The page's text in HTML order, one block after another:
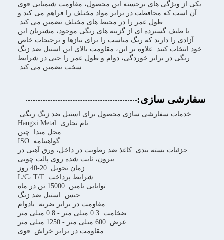
یکی از ویژگی های برجسته این محصول، مقاومت شیمیایی قوی
آن است که محافظت در برابر مواد مختلف را فراهم می کند و
طول عمر را در محیط های مختلف تضمین می کند.
با طیف گسترده ای از گزینه های رنگی موجود، مشتریان این
آزادی را دارند که رنگ مناسب را برای نیازها و ترجیحات خاص
خود انتخاب کنند. علاوه بر این، مقاومت بالای این استیل ضد زنگ
رنگی در برابر خوردگی، دوام و طول عمر را حتی در شرایط
سخت تضمین می کند.
سفارشی سازی:
خدمات سفارشی سازی محصول برای استیل ضد زنگ رنگی:
نام تجاری: Hangxi Metal
محل مبدا: چین
گواهینامه: ISO
جزئیات بسته بندی: کاغذ ضد رطوبت در داخل، ورق آهنی در
بیرون، ثابت شده روی پالت چوبی
زمان تحویل: 20-40 روز
شرایط پرداخت: L/C، T/T
توانایی تامین: 15000 تن در ماه
جنس: استیل ضد زنگ
مقاومت در برابر ضربه: بادوام
ضخامت: 0.3 میلی متر - 0.8 میلی متر
عرض: 600 میلی متر - 1250 میلی متر
مقاومت در برابر خراش: قوی